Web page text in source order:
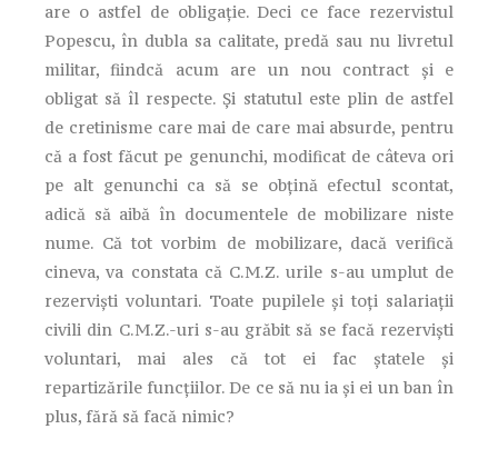
are o astfel de obligație. Deci ce face rezervistul
Popescu, în dubla sa calitate, predă sau nu livretul
militar, fiindcă acum are un nou contract și e
obligat să îl respecte. Și statutul este plin de astfel
de cretinisme care mai de care mai absurde, pentru
că a fost făcut pe genunchi, modificat de câteva ori
pe alt genunchi ca să se obțină efectul scontat,
adică să aibă în documentele de mobilizare niste
nume. Că tot vorbim de mobilizare, dacă verifică
cineva, va constata că C.M.Z. urile s-au umplut de
rezerviști voluntari. Toate pupilele și toți salariații
civili din C.M.Z.-uri s-au grăbit să se facă rezerviști
voluntari, mai ales că tot ei fac ștatele și
repartizările funcțiilor. De ce să nu ia și ei un ban în
plus, fără să facă nimic?